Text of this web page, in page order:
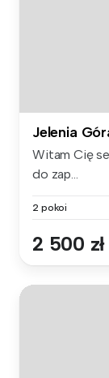
Jelenia
Witam Cię
do zap...
2 pokoi
2 500 zł